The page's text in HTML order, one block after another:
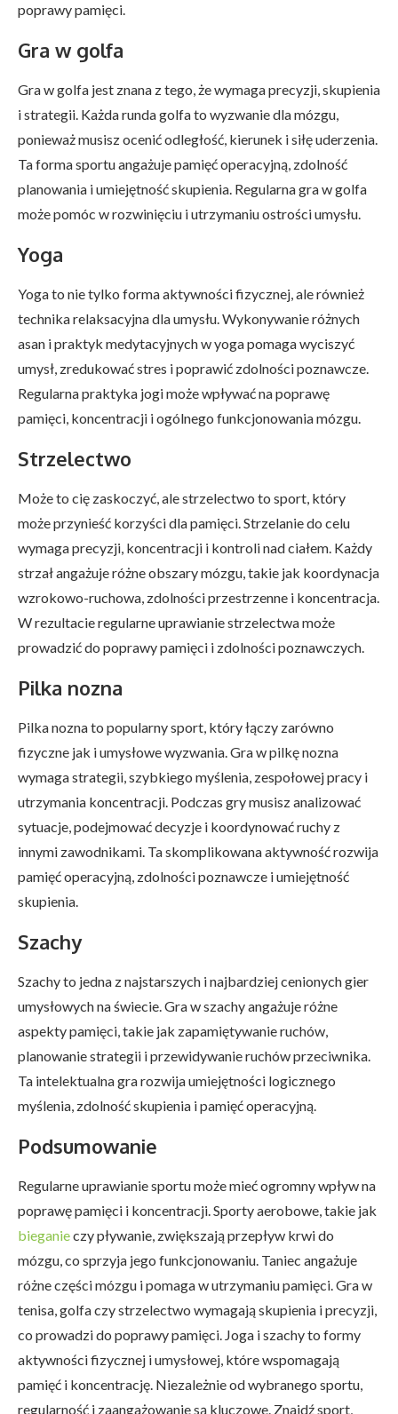
poprawy pamięci.
Gra w golfa
Gra w golfa jest znana z tego, że wymaga precyzji, skupienia
i strategii. Każda runda golfa to wyzwanie dla mózgu,
ponieważ musisz ocenić odległość, kierunek i siłę uderzenia.
Ta forma sportu angażuje pamięć operacyjną, zdolność
planowania i umiejętność skupienia. Regularna gra w golfa
może pomóc w rozwinięciu i utrzymaniu ostrości umysłu.
Yoga
Yoga to nie tylko forma aktywności fizycznej, ale również
technika relaksacyjna dla umysłu. Wykonywanie różnych
asan i praktyk medytacyjnych w yoga pomaga wyciszyć
umysł, zredukować stres i poprawić zdolności poznawcze.
Regularna praktyka jogi może wpływać na poprawę
pamięci, koncentracji i ogólnego funkcjonowania mózgu.
Strzelectwo
Może to cię zaskoczyć, ale strzelectwo to sport, który
może przynieść korzyści dla pamięci. Strzelanie do celu
wymaga precyzji, koncentracji i kontroli nad ciałem. Każdy
strzał angażuje różne obszary mózgu, takie jak koordynacja
wzrokowo-ruchowa, zdolności przestrzenne i koncentracja.
W rezultacie regularne uprawianie strzelectwa może
prowadzić do poprawy pamięci i zdolności poznawczych.
Pilka nozna
Pilka nozna to popularny sport, który łączy zarówno
fizyczne jak i umysłowe wyzwania. Gra w pilkę nozna
wymaga strategii, szybkiego myślenia, zespołowej pracy i
utrzymania koncentracji. Podczas gry musisz analizować
sytuacje, podejmować decyzje i koordynować ruchy z
innymi zawodnikami. Ta skomplikowana aktywność rozwija
pamięć operacyjną, zdolności poznawcze i umiejętność
skupienia.
Szachy
Szachy to jedna z najstarszych i najbardziej cenionych gier
umysłowych na świecie. Gra w szachy angażuje różne
aspekty pamięci, takie jak zapamiętywanie ruchów,
planowanie strategii i przewidywanie ruchów przeciwnika.
Ta intelektualna gra rozwija umiejętności logicznego
myślenia, zdolność skupienia i pamięć operacyjną.
Podsumowanie
Regularne uprawianie sportu może mieć ogromny wpływ na
poprawę pamięci i koncentracji. Sporty aerobowe, takie jak
bieganieczy pływanie, zwiększają przepływ krwi do
mózgu, co sprzyja jego funkcjonowaniu. Taniec angażuje
różne części mózgu i pomaga w utrzymaniu pamięci. Gra w
tenisa, golfa czy strzelectwo wymagają skupienia i precyzji,
co prowadzi do poprawy pamięci. Joga i szachy to formy
aktywności fizycznej i umysłowej, które wspomagają
pamięć i koncentrację. Niezależnie od wybranego sportu,
regularność i zaangażowanie są kluczowe. Znajdź sport,